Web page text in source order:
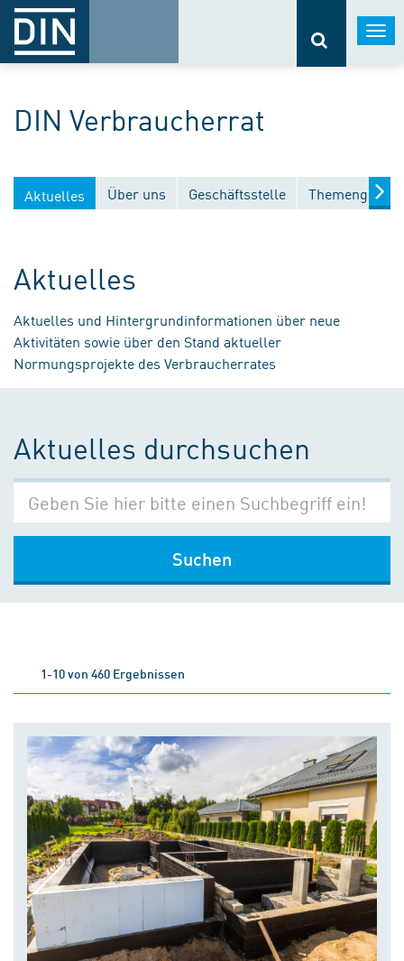
DIN Verbraucherrat
Aktuelles Über uns Geschäftsstelle
Aktuelles
Aktuelles und Hintergrundinformationen über neue
Aktivitäten sowie über den Stand aktueller
Normungsprojekte des Verbraucherrates
Aktuelles durchsuchen
Suchen
1-10 von 460 Ergebnissen